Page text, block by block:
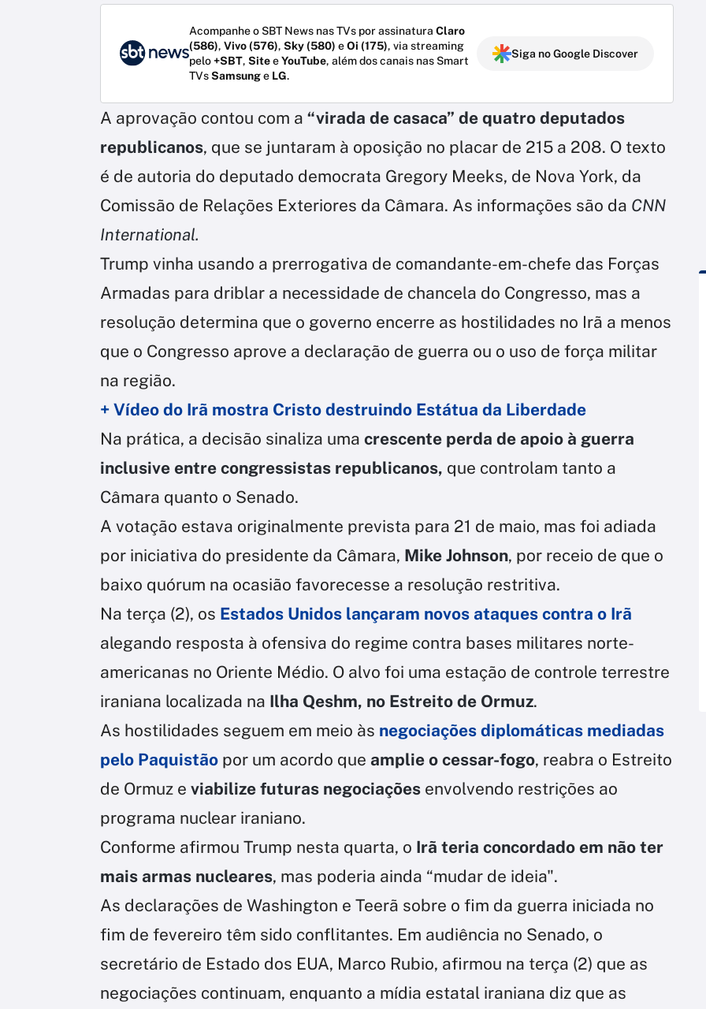
Acompanhe o SBT News nas TVs por assinatura Claro
(586), Vivo (576), Sky (580) eOi (175), via streaming
pelo+SBT, SiteeYouTube, além dos canais nas Smart
TVsSamsunge LG.
Siga no Google Discover
A aprovação contou com a “virada de casaca” de quatro deputados
republicanos, que se juntaram à oposição no placar de 215 a 208. O texto
é de autoria do deputado democrata Gregory Meeks, de Nova York, da
Comissão de Relações Exteriores da Câmara. As informações são da CNN
International.
Trump vinha usando a prerrogativa de comandante-em-chefe das Forças
Armadas para driblar a necessidade de chancela do Congresso, mas a
resolução determina que o governo encerre as hostilidades no Irã a menos
que o Congresso aprove a declaração de guerra ou o uso de força militar
na região.
+ Vídeo do Irã mostra Cristo destruindo Estátua da Liberdade
Na prática, a decisão sinaliza uma crescente perda de apoio à guerra
inclusive entre congressistas republicanos, que controlam tanto a
Câmara quanto o Senado.
A votação estava originalmente prevista para 21 de maio, mas foi adiada
por iniciativa do presidente da Câmara, Mike Johnson, por receio de que o
baixo quórum na ocasião favorecesse a resolução restritiva.
Na terça (2), os Estados Unidos lançaram novos ataques contra o Irã
alegando resposta à ofensiva do regime contra bases militares norte-
americanas no Oriente Médio. O alvo foi uma estação de controle terrestre
iraniana localizada na Ilha Qeshm, no Estreito de Ormuz.
As hostilidades seguem em meio às negociações diplomáticas mediadas
pelo Paquistão por um acordo que amplie o cessar-fogo, reabra o Estreito
de Ormuz e viabilize futuras negociações envolvendo restrições ao
programa nuclear iraniano.
Conforme afirmou Trump nesta quarta, o Irã teria concordado em não ter
mais armas nucleares, mas poderia ainda “mudar de ideia".
As declarações de Washington e Teerã sobre o fim da guerra iniciada no
fim de fevereiro têm sido conflitantes. Em audiência no Senado, o
secretário de Estado dos EUA, Marco Rubio, afirmou na terça (2) que as
negociações continuam, enquanto a mídia estatal iraniana diz que as